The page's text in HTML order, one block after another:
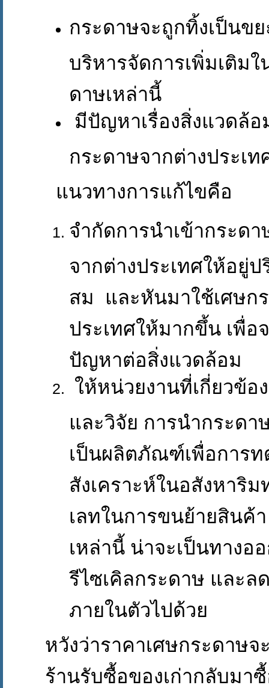
กระดาษจะถูกทิ้งเป็นขย
บริหารจัดการเพิ่มเติมใ
ดาษเหล่านี้
มีปัญหาเรื่องสิ่งแวดล้อ
กระดาษจากต่างประเ
แนวทางการแก้ไขคือ
จำกัดการนำเข้ากระดา
จากต่างประเทศให้อยู่
สม และหันมาใช้เศษก
ประเทศให้มากขึ้น เพื่อ
ปัญหาต่อสิ่งแวดล้อม
ให้หน่วยงานที่เกี่ยวข้อ
และวิจัย การนำกระดา
เป็นผลิตภัณฑ์เพื่อการท
สังเคราะห์ในอสังหาริ
เลทในการขนย้ายสินค้
เหล่านี้ น่าจะเป็นทางอ
รีไซเคิลกระดาษ และ
ภายในตัวไปด้วย
หวังว่าราคาเศษกระดาษ
ร้านรับซื้อของเก่ากลับมา